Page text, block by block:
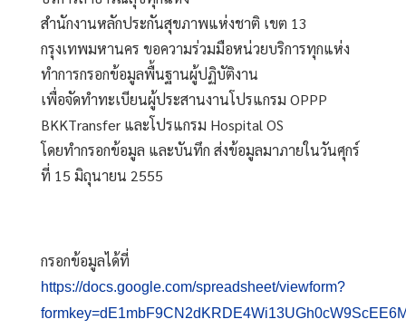
สำนักงานหลักประกันสุขภาพแห่งชาติ เขต 13
กรุงเทพมหานคร ขอความร่วมมือหน่วยบริการทุกแห่ง
ทำการกรอกข้อมูลพื้นฐานผู้ปฏิบัติงาน
เพื่อจัดทำทะเบียนผู้ประสานงานโปรแกรม OPPP
BKKTransfer และโปรแกรม Hospital OS
โดยทำกรอกข้อมูล และบันทึก ส่งข้อมูลมาภายในวันศุกร์
ที่ 15 มิถุนายน 2555
กรอกข้อมูลได้ที่
https://docs.google.com/spreadsheet/viewform?